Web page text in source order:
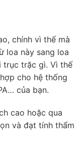
chính vì thế mà
loa này sang loa
trục trặc gì. Vì thế
cho hệ thống
của bạn.
cao hoặc qua
và đạt tính thẩm